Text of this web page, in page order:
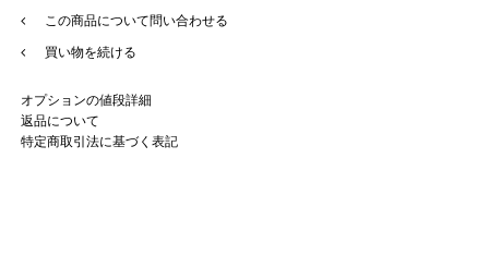
この商品について問い合わせる
買い物を続ける
オプションの値段詳細
返品について
特定商取引法に基づく表記